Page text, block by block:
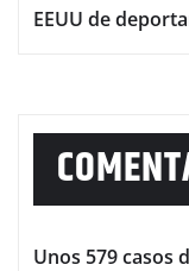
EEUU de
Unos 579 casos